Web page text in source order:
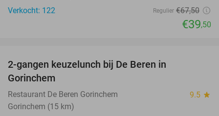
Verkocht: 122
Regulier €67,50
€39,50
2-gangen keuzelunch bij De Beren in
Gorinchem
Restaurant De Beren Gorinchem 9.5 star
Gorinchem (15 km)